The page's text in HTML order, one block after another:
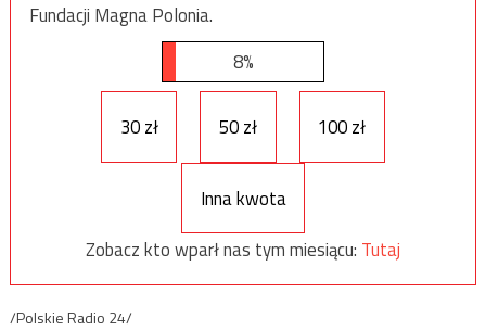
Fundacji Magna Polonia.
8%
30 zł 50 zł 100 zł
Inna kwota
Zobacz kto wparł nas tym miesiącu: Tutaj
/Polskie Radio 24/